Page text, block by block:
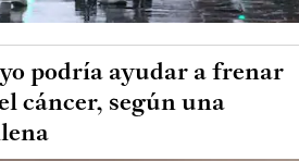
podría ayudar a frenar
cáncer, según una